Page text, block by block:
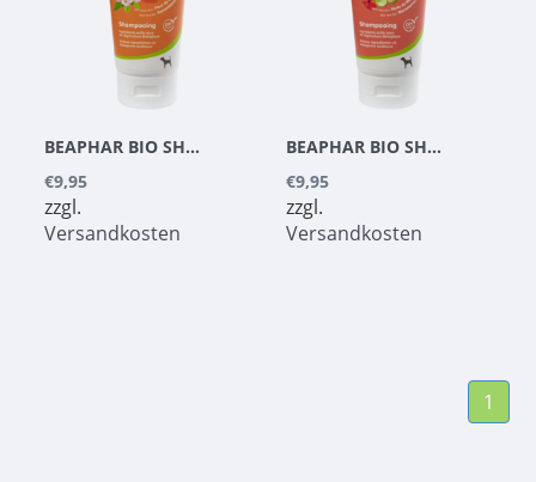
BEAPHAR BIO SHAMPOO WELPE 200 ML
€9,95
zzgl.
Versandkosten
BEAPHAR BIO SHAMPOO UNIVERSAL HUND 200 ML
€9,95
zzgl.
Versandkosten
1